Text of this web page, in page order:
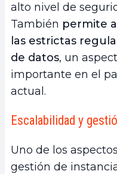
alto nivel de
También permite
las estrictas
de datos, un
importante en el
actual.
Escalabilidad y
Uno de los
gestión de